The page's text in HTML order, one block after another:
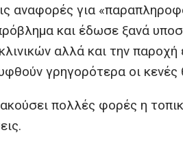
αναφορές για
και έδωσε ξανά
αλλά και την παροχή
γρηγορότερα οι κενές
πολλές φορές η